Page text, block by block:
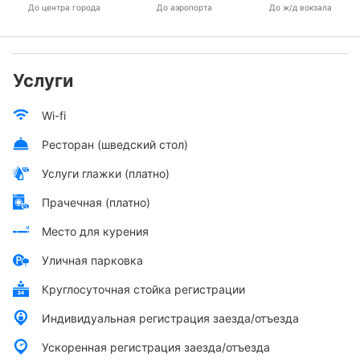
До центра города До аэропорта До ж/д вокзала
Услуги
Wi-fi
Ресторан (шведский стол)
Услуги глажки (платно)
Прачечная (платно)
Место для курения
Уличная парковка
Круглосуточная стойка регистрации
Индивидуальная регистрация заезда/отъезда
Ускоренная регистрация заезда/отъезда